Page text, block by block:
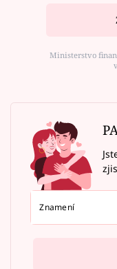
Ministerstvo